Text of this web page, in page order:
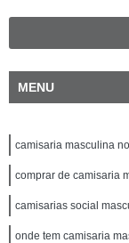
MENU
camisaria masculina
comprar de camisaria
camisarias social
onde tem camisaria